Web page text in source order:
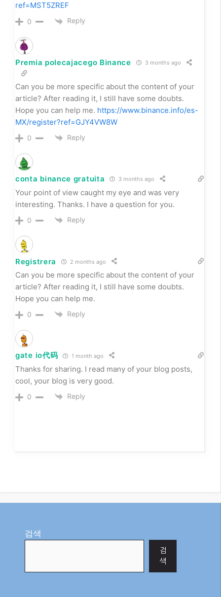
ref=MST5ZREF
0 Reply
Premia polecajacego Binance 3 months ago
Can you be more specific about the content of your
article? After reading it, I still have some doubts.
Hope you can help me. https://www.binance.info/es-
MX/register?ref=GJY4VW8W
0 Reply
conta binance gratuita 3 months ago
Your point of view caught my eye and was very
interesting. Thanks. I have a question for you.
0 Reply
Registrera 2 months ago
Can you be more specific about the content of your
article? After reading it, I still have some doubts.
Hope you can help me.
0 Reply
gate io代码 1 month ago
Thanks for sharing. I read many of your blog posts,
cool, your blog is very good.
0 Reply
검색
검
색